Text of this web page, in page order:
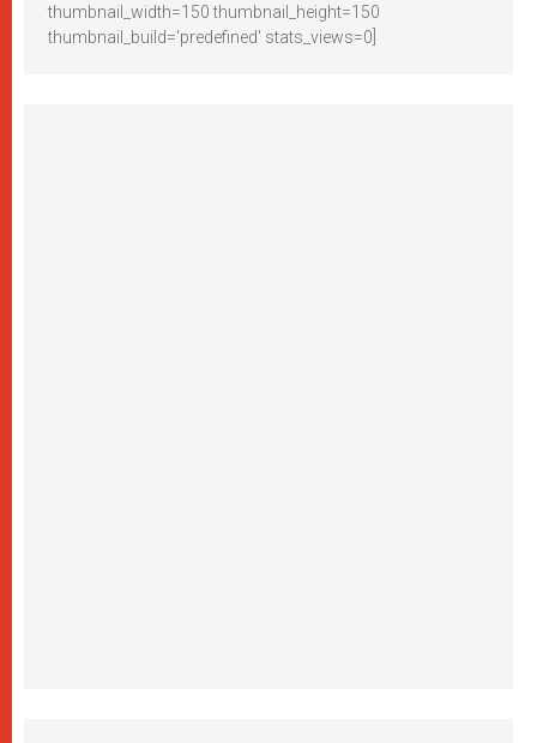
thumbnail_width=150 thumbnail_height=150
thumbnail_build='predefined' stats_views=0]